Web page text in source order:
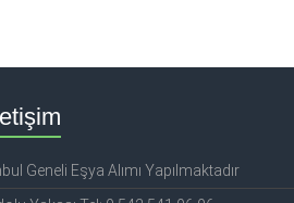
Geneli Eşya Alımı Yapılmaktadır